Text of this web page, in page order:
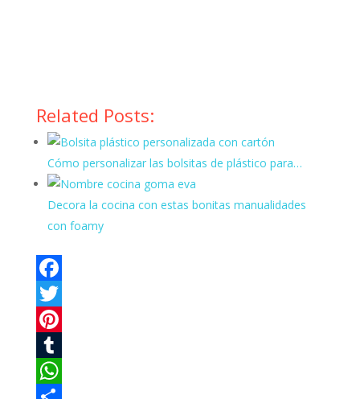
Related Posts:
Cómo personalizar las bolsitas de plástico para…
Decora la cocina con estas bonitas manualidades
con foamy